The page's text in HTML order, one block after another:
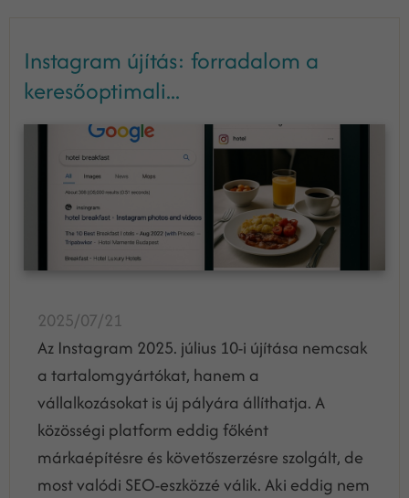
Instagram újítás: forradalom a
keresőoptimali...
2025/07/21
Az Instagram 2025. július 10-i újítása nemcsak
a tartalomgyártókat, hanem a
vállalkozásokat is új pályára állíthatja. A
közösségi platform eddig főként
márkaépítésre és követőszerzésre szolgált, de
most valódi SEO-eszközzé válik. Aki eddig nem